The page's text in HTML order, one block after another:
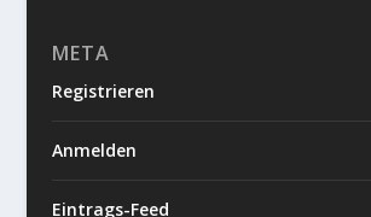
META
Registrieren
Anmelden
Eintrags-Feed